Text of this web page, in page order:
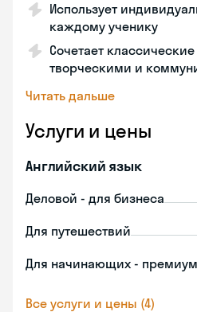
Использует
каждому ученику
Сочетает
творческими и
Читать дальше
Услуги и цены
Английский язык
Деловой - для бизнеса
Для путешествий
Для начинающих - премиум
Все услуги и цены (4)